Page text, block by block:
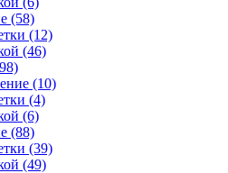
(58)
(12)
(46)
(10)
(4)
(6)
(88)
(39)
(49)